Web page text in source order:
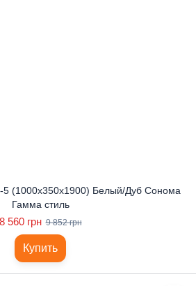
5 (1000x350x1900) Белый/Дуб Сонома
Гамма стиль
8 560 грн 9 852 грн
Купить